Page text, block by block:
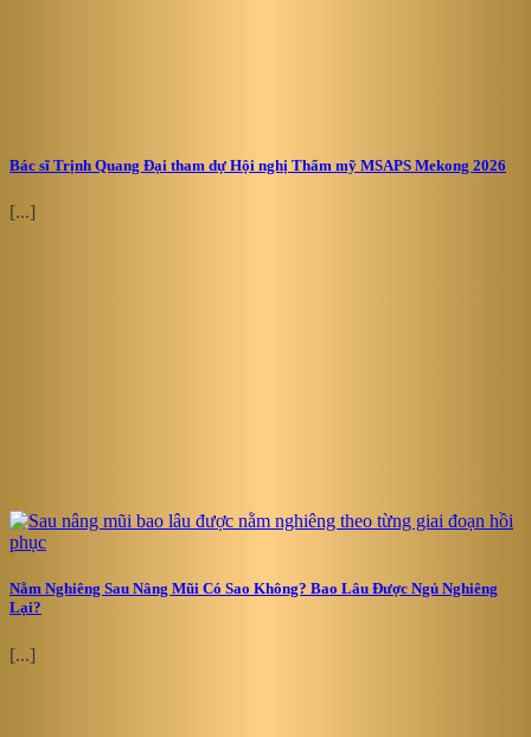
Bác sĩ Trịnh Quang Đại tham dự Hội nghị Thẩm mỹ MSAPS Mekong 2026
[...]
Nằm Nghiêng Sau Nâng Mũi Có Sao Không? Bao Lâu Được Ngủ Nghiêng
Lại?
[...]